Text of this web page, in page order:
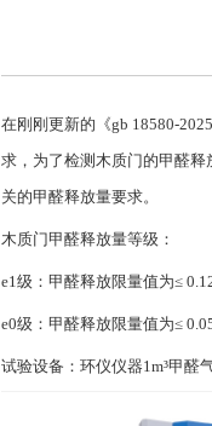
在刚刚更新的《gb 18580-
求，为了检测木质门的甲醛
关的甲醛释放量要求。
木质门甲醛释放量等级：
e1级：甲醛释放限量值为≤
e0级：甲醛释放限量值为≤
试验设备：环仪仪器1m³甲醛